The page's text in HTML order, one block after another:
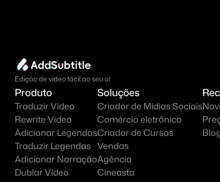
Edição de vídeo fácil ao seu alcance.
Produto
Traduzir Vídeo
Rewrite Video
Adicionar Legendas
Traduzir Legendas
Adicionar Narração
Dublar Vídeo
Soluções
Criador de Mídias Sociais
Comércio eletrônico
Criador de Cursos
Vendas
Agência
Cineasta